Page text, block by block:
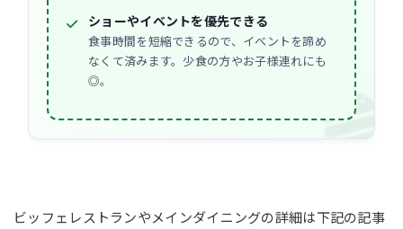
ショーやイベントを優先できる
食事時間を短縮できるので、イベントを諦め
なくて済みます。少食の方やお子様連れにも
◎。
ビッフェレストランやメインダイニングの詳細は下記の記事